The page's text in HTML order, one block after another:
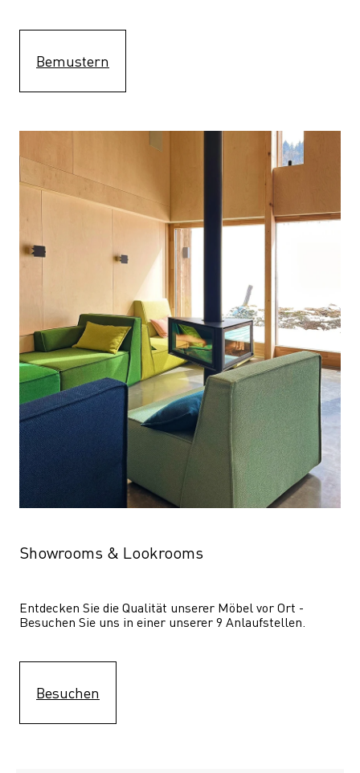
Bemustern
Showrooms & Lookrooms
Entdecken Sie die Qualität unserer Möbel vor Ort -
Besuchen Sie uns in einer unserer 9 Anlaufstellen.
Besuchen